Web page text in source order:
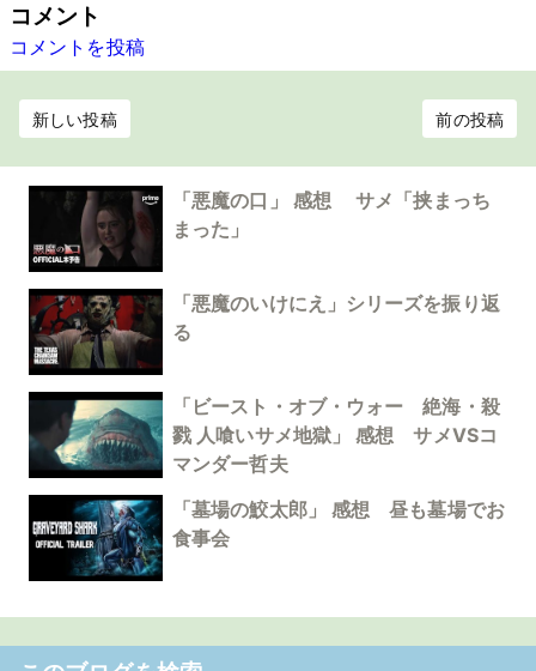
コメント
コメントを投稿
新しい投稿 前の投稿
「悪魔の口」 感想 サメ「挟まっち
まった」
「悪魔のいけにえ」シリーズを振り返
る
「ビースト・オブ・ウォー 絶海・殺
戮 人喰いサメ地獄」 感想 サメVSコ
マンダー哲夫
「墓場の鮫太郎」 感想 昼も墓場でお
食事会